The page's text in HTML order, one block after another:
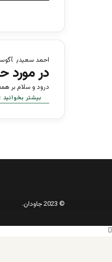
احمد سعیدی آگوست
در مورد
درود و سلام بر
بیشتر بخوانید
© 2023 جاودان.